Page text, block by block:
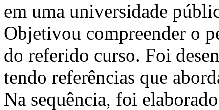
em uma universidade
Objetivou compreender o
do referido curso. Foi
tendo referências que
Na sequência, foi